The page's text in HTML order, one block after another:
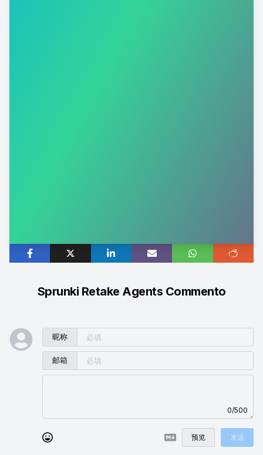
Sprunki Retake Agents Commento
昵称
邮箱
0/500
预览 发送